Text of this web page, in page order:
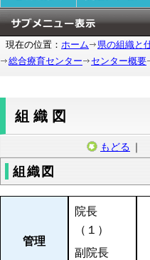
現在の位置： ホーム 県の組織と
総合療育センター
センター概要
組織図
もどる ｜
組織図
管理
院長
（１）
副院長